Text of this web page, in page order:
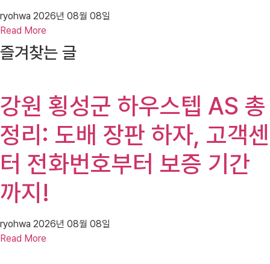
ryohwa 2026년 08월 08일
Read More
즐겨찾는 글
강원 횡성군 하우스텝 AS 총
정리: 도배 장판 하자, 고객센
터 전화번호부터 보증 기간
까지!
ryohwa 2026년 08월 08일
Read More